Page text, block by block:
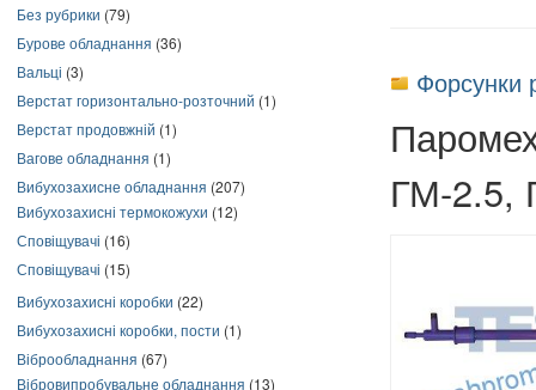
Без рубрики (79)
Бурове обладнання (36)
Вальці (3)
Верстат горизонтально-розточний (1)
Верстат продовжній (1)
Вагове обладнання (1)
Вибухозахисне обладнання (207)
Вибухозахисні термокожухи (12)
Сповіщувачі (16)
Сповіщувачі (15)
Вибухозахисні коробки (22)
Вибухозахисні коробки, пости (1)
Віброобладнання (67)
Вібровипробувальне обладнання (13)
Форсунки
ГМ-2.5,